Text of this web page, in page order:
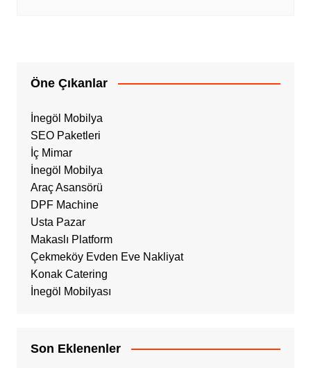
Öne Çıkanlar
İnegöl Mobilya
SEO Paketleri
İç Mimar
İnegöl Mobilya
Araç Asansörü
DPF Machine
Usta Pazar
Makaslı Platform
Çekmeköy Evden Eve Nakliyat
Konak Catering
İnegöl Mobilyası
Son Eklenenler